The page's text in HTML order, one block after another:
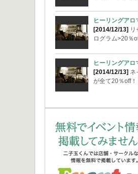
ヒーリングア
[2014/12/13]
ログラム>20％
ヒーリングア
[2014/12/13] ネ
が全て20％off！